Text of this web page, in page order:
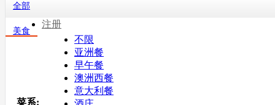
注册
全部
美食
菜系:
不限
亚洲餐
早午餐
澳洲西餐
意大利餐